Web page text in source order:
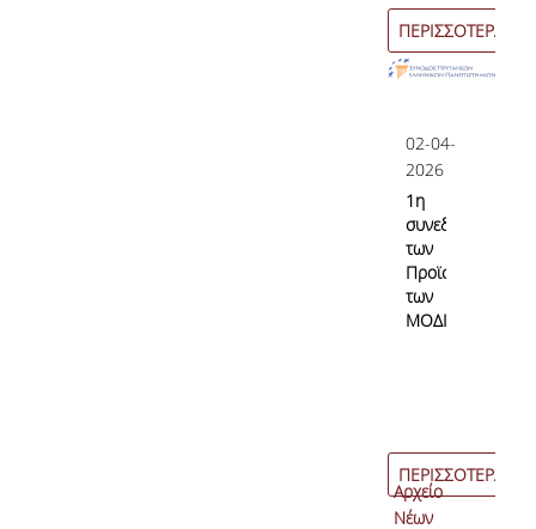
ΠΕΡΙΣΣΟΤΕΡΑ
02-04-
2026
1η
συνεδρίαση
των
Προϊσταμένων
των
ΜΟΔΙΠ
ΠΕΡΙΣΣΟΤΕΡΑ
Αρχείο
Νέων